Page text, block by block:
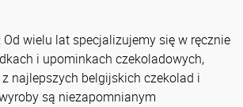
Od wielu lat specjalizujemy się w ręcznie
i upominkach czekoladowych,
najlepszych belgijskich czekolad i
są niezapomnianym